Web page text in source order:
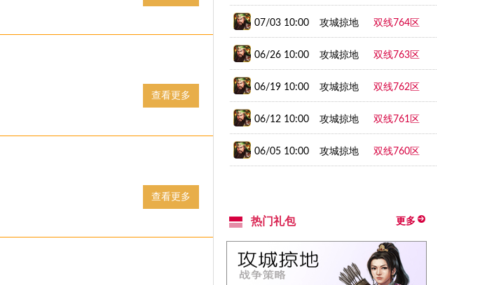
查看更多
查看更多
07/03 10:00 攻城掠地 双线764区
06/26 10:00 攻城掠地 双线763区
06/19 10:00 攻城掠地 双线762区
06/12 10:00 攻城掠地 双线761区
06/05 10:00 攻城掠地 双线760区
热门礼包 更多